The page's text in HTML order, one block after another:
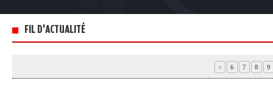
FIL D'ACTUALITÉ
< 6 7 8 9